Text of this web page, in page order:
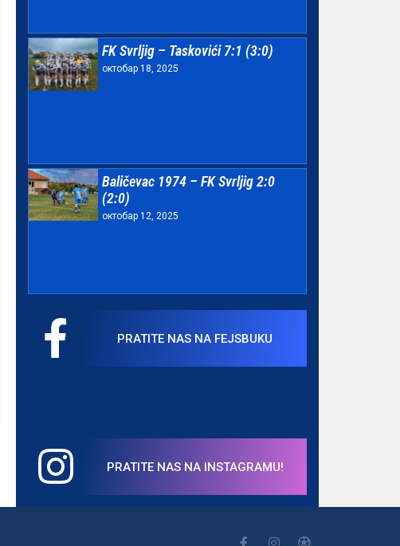
FK Svrljig – Taskovići 7:1 (3:0)
октобар 18, 2025
Baličevac 1974 – FK Svrljig 2:0
(2:0)
октобар 12, 2025
PRATITE NAS NA FEJSBUKU
PRATITE NAS NA INSTAGRAMU!